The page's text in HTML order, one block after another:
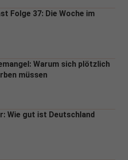
Folge 37: Die Woche im
Warum sich plötzlich
müssen
Wie gut ist Deutschland